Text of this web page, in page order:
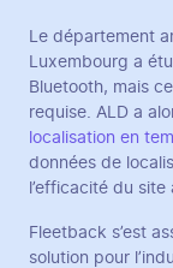
Le département
Luxembourg a
Bluetooth, mais
requise. ALD a
localisation en
données de
l’efficacité du site
Fleetback s’est
solution pour